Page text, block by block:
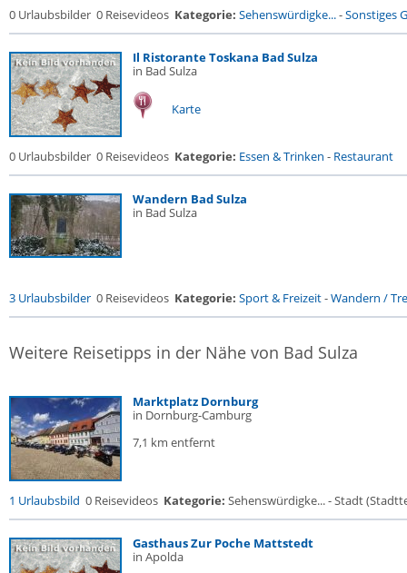
0 Urlaubsbilder 0 Reisevideos Kategorie: Sehenswürdigke...-Sonstiges
Il Ristorante Toskana Bad Sulza
in Bad Sulza
Karte
0 Urlaubsbilder 0 Reisevideos Kategorie: Essen & Trinken - Restaurant
Wandern Bad Sulza
in Bad Sulza
3 Urlaubsbilder 0 Reisevideos Kategorie: Sport & Freizeit-Wandern /
Weitere Reisetipps in der Nähe von Bad Sulza
Marktplatz Dornburg
in Dornburg-Camburg
7,1 km entfernt
1 Urlaubsbild 0 Reisevideos Kategorie: Sehenswürdigke... - Stadt
Gasthaus Zur Poche Mattstedt
in Apolda